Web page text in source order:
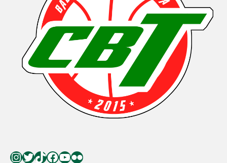
Instagram
Twitter
TikTokFacebook
YouTube
Flickr